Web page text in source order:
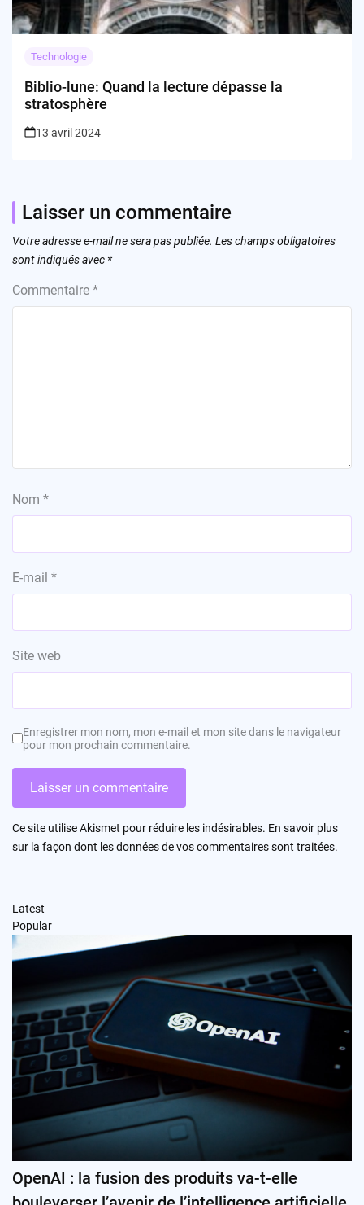
Technologie
Biblio-lune: Quand la lecture dépasse la
stratosphère
13 avril 2024
Laisser un commentaire
Votre adresse e-mail ne sera pas publiée. Les champs obligatoires
sont indiqués avec *
Commentaire *
Nom *
E-mail *
Site web
Enregistrer mon nom, mon e-mail et mon site dans le navigateur
pour mon prochain commentaire.
Ce site utilise Akismet pour réduire les indésirables. En savoir plus
sur la façon dont les données de vos commentaires sont traitées.
Latest
Popular
OpenAI : la fusion des produits va-t-elle